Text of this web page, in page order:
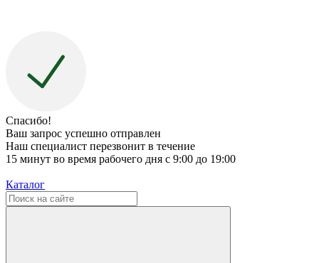
Спасибо!
Ваш запрос успешно отправлен
Наш специалист перезвонит в течение
15 минут во время рабочего дня с 9:00 до 19:00
Каталог